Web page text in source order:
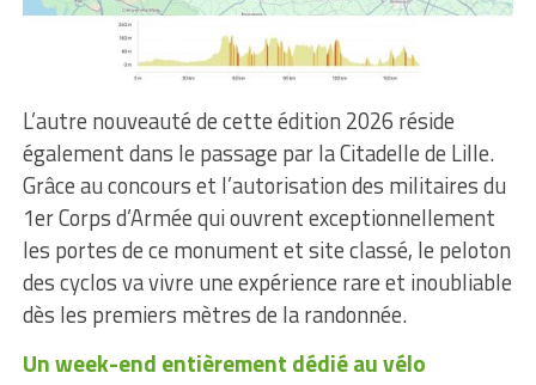
L’autre nouveauté de cette édition 2026 réside
également dans le passage par la Citadelle de Lille.
Grâce au concours et l’autorisation des militaires du
1er Corps d’Armée qui ouvrent exceptionnellement
les portes de ce monument et site classé, le peloton
des cyclos va vivre une expérience rare et inoubliable
dès les premiers mètres de la randonnée.
Un week-end entièrement dédié au vélo